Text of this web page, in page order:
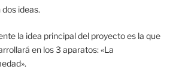
dos ideas.
la idea principal del proyecto es la que
en los 3 aparatos: «La